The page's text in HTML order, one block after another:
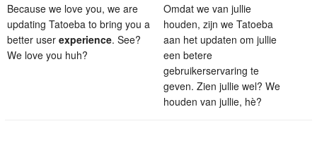
Because we love you, we are
updating Tatoeba to bring you a
better user experience. See?
We love you huh?
Omdat we van jullie
houden, zijn we Tatoeba
aan het updaten om jullie
een betere
gebruikerservaring te
geven. Zien jullie wel? We
houden van jullie, hè?